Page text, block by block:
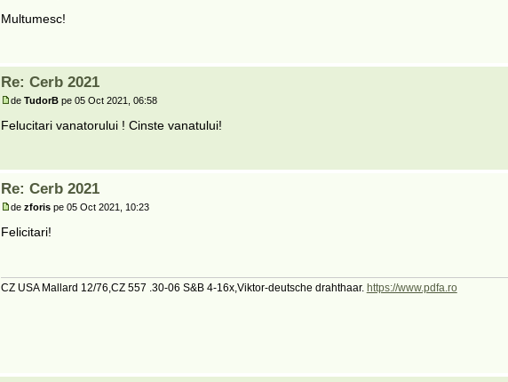
Multumesc!
Re: Cerb 2021
de TudorBpe 05 Oct 2021, 06:58
Felucitari vanatorului ! Cinste vanatului!
Re: Cerb 2021
de zforispe 05 Oct 2021, 10:23
Felicitari!
CZ USA Mallard 12/76,CZ 557 .30-06 S&B 4-16x,Viktor-deutsche drahthaar. https://www.pdfa.ro